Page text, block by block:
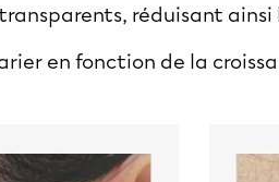
réduisant
en fonction de la